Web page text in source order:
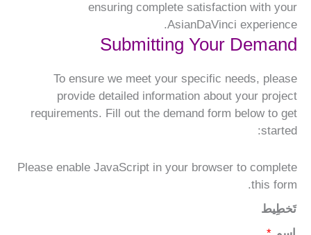
ensuring complete satisfaction with your
AsianDaVinci experience.
Submitting Your Demand
To ensure we meet your specific needs, please
provide detailed information about your project
requirements. Fill out the demand form below to get
started:
Please enable JavaScript in your browser to complete
this form.
تَخطِيط